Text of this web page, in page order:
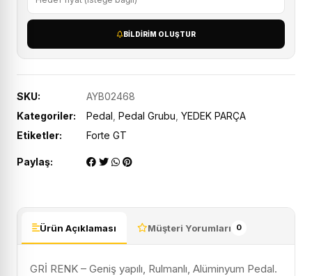
BILDIRIM OLUŞTUR
SKU:
AYB02468
Kategoriler:
Pedal Pedal Grubu YEDEK PARÇA
Etiketler:
Forte GT
Paylaş:
Ürün Açıklaması Müşteri Yorumları 0
GRİ RENK – Geniş yapılı, Rulmanlı, Alüminyum Pedal.